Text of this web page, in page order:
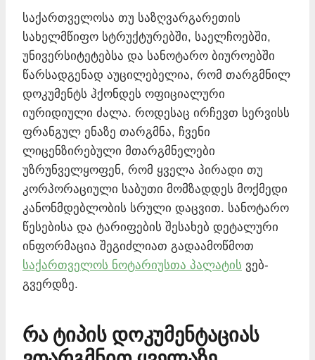
საქართველოსა თუ საზღვარგარეთის
სახელმწიფო სტრუქტურებში, საელჩოებში,
უნივერსიტეტებსა და სანოტარო ბიუროებში
წარსადგენად აუცილებელია, რომ თარგმნილ
დოკუმენტს ჰქონდეს ოფიციალური
იურიდიული ძალა. როდესაც ირჩევთ სერვისს
ფრანგულ ენაზე თარგმნა, ჩვენი
ლიცენზირებული მთარგმნელები
უზრუნველყოფენ, რომ ყველა პირადი თუ
კორპორაციული საბუთი მომზადდეს მოქმედი
კანონმდებლობის სრული დაცვით. სანოტარო
წესებისა და ტარიფების შესახებ დეტალური
ინფორმაცია შეგიძლიათ გადაამოწმოთ
საქართველოს ნოტარიუსთა პალატის ვებ-
გვერდზე.
რა ტიპის დოკუმენტაციას